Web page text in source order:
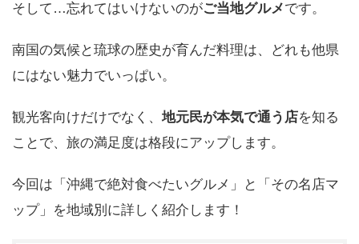
そして…忘れてはいけないのがご当地グルメです。
南国の気候と琉球の歴史が育んだ料理は、どれも他県
にはない魅力でいっぱい。
観光客向けだけでなく、 地元民が本気で通う店を知る
ことで、旅の満足度は格段にアップします。
今回は「沖縄で絶対食べたいグルメ」と「その名店マ
ップ」を地域別に詳しく紹介します！